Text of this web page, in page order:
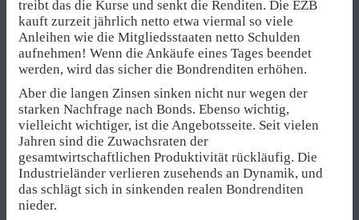
treibt das die Kurse und senkt die Renditen. Die EZB
kauft zurzeit jährlich netto etwa viermal so viele
Anleihen wie die Mitgliedsstaaten netto Schulden
aufnehmen! Wenn die Ankäufe eines Tages beendet
werden, wird das sicher die Bondrenditen erhöhen.
Aber die langen Zinsen sinken nicht nur wegen der
starken Nachfrage nach Bonds. Ebenso wichtig,
vielleicht wichtiger, ist die Angebotsseite. Seit vielen
Jahren sind die Zuwachsraten der
gesamtwirtschaftlichen Produktivität rückläufig. Die
Industrieländer verlieren zusehends an Dynamik, und
das schlägt sich in sinkenden realen Bondrenditen
nieder.